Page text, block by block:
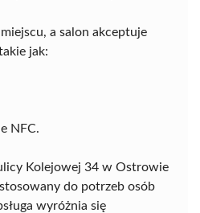
a salon akceptuje
jak:
NFC.
Kolejowej 34 w Ostrowie
do potrzeb osób
wyróżnia się